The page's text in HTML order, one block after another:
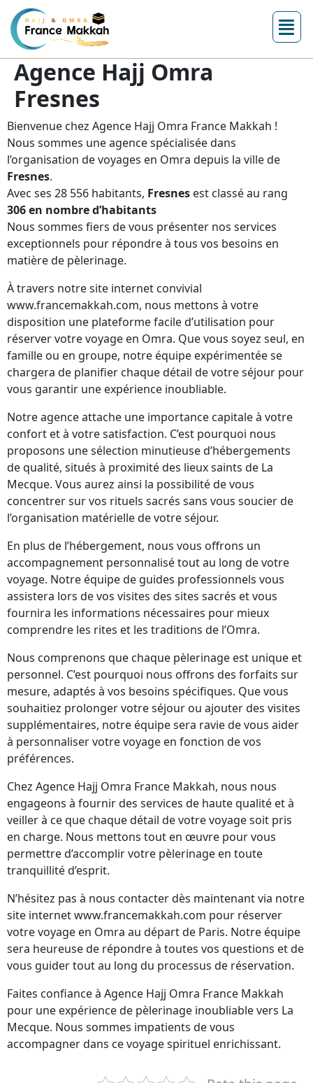
Agence Hajj Omra
Fresnes
Bienvenue chez Agence Hajj Omra France Makkah !
Nous sommes une agence spécialisée dans
l’organisation de voyages en Omra depuis la ville de
Fresnes.
Avec ses 28 556 habitants, Fresnes est classé au rang
306 en nombre d’habitants
Nous sommes fiers de vous présenter nos services
exceptionnels pour répondre à tous vos besoins en
matière de pèlerinage.
À travers notre site internet convivial
www.francemakkah.com, nous mettons à votre
disposition une plateforme facile d’utilisation pour
réserver votre voyage en Omra. Que vous soyez seul, en
famille ou en groupe, notre équipe expérimentée se
chargera de planifier chaque détail de votre séjour pour
vous garantir une expérience inoubliable.
Notre agence attache une importance capitale à votre
confort et à votre satisfaction. C’est pourquoi nous
proposons une sélection minutieuse d’hébergements
de qualité, situés à proximité des lieux saints de La
Mecque. Vous aurez ainsi la possibilité de vous
concentrer sur vos rituels sacrés sans vous soucier de
l’organisation matérielle de votre séjour.
En plus de l’hébergement, nous vous offrons un
accompagnement personnalisé tout au long de votre
voyage. Notre équipe de guides professionnels vous
assistera lors de vos visites des sites sacrés et vous
fournira les informations nécessaires pour mieux
comprendre les rites et les traditions de l’Omra.
Nous comprenons que chaque pèlerinage est unique et
personnel. C’est pourquoi nous offrons des forfaits sur
mesure, adaptés à vos besoins spécifiques. Que vous
souhaitiez prolonger votre séjour ou ajouter des visites
supplémentaires, notre équipe sera ravie de vous aider
à personnaliser votre voyage en fonction de vos
préférences.
Chez Agence Hajj Omra France Makkah, nous nous
engageons à fournir des services de haute qualité et à
veiller à ce que chaque détail de votre voyage soit pris
en charge. Nous mettons tout en œuvre pour vous
permettre d’accomplir votre pèlerinage en toute
tranquillité d’esprit.
N’hésitez pas à nous contacter dès maintenant via notre
site internet www.francemakkah.com pour réserver
votre voyage en Omra au départ de Paris. Notre équipe
sera heureuse de répondre à toutes vos questions et de
vous guider tout au long du processus de réservation.
Faites confiance à Agence Hajj Omra France Makkah
pour une expérience de pèlerinage inoubliable vers La
Mecque. Nous sommes impatients de vous
accompagner dans ce voyage spirituel enrichissant.